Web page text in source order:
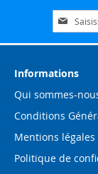
Inscription
à
notre
Informations
Qui sommes-
Conditions
Mentions légales
Politique de